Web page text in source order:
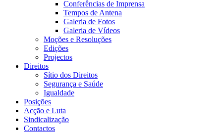
Conferências de Imprensa
Tempos de Antena
Galeria de Fotos
Galeria de Vídeos
Moções e Resoluções
Edições
Projectos
Direitos
Sítio dos Direitos
Segurança e Saúde
Igualdade
Posições
Acção e Luta
Sindicalização
Contactos